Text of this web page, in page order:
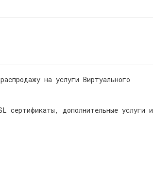
на услуги Виртуального
сертификаты, дополнительные услуги и